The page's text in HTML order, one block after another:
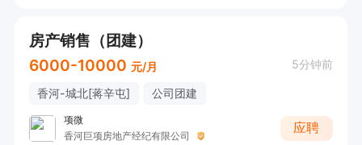
房产销售（团建）
6000-10000 元/月 5分钟前
香河-城北[蒋辛屯] 公司团建
项微
香河巨项房地产经纪有限公司
应聘